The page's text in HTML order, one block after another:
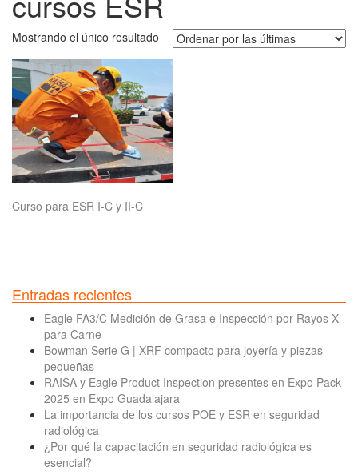
Mostrando el único resultado
Curso para ESR I-C y II-C
Entradas recientes
Eagle FA3/C Medición de Grasa e Inspección por Rayos X
para Carne
Bowman Serie G | XRF compacto para joyería y piezas
pequeñas
RAISA y Eagle Product Inspection presentes en Expo Pack
2025 en Expo Guadalajara
La importancia de los cursos POE y ESR en seguridad
radiológica
¿Por qué la capacitación en seguridad radiológica es
esencial?